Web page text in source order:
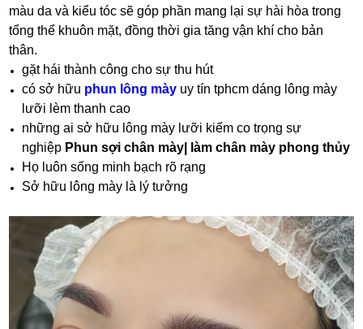
màu da và kiểu tóc sẽ góp phần mang lại sự hài hòa trong
tổng thể khuôn mặt, đồng thời gia tăng vận khí cho bản
thân.
gặt hái thành công cho sự thu hút
có sở hữu phun lông mày uy tín tphcm dáng lông mày
lưỡi lèm thanh cao
những ai sở hữu lông mày lưỡi kiếm co trọng sự
nghiệp Phun sợi chân mày| làm chân mày phong thủy
Họ luôn sống minh bạch rõ rạng
Sở hữu lông mày là lý tưởng